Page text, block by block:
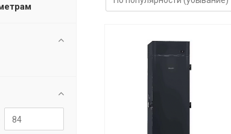
Мебель